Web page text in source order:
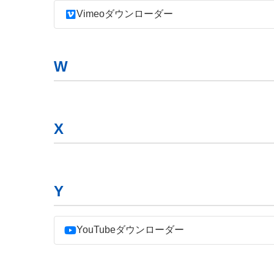
Vimeoダウンローダー
W
X
Y
YouTubeダウンローダー